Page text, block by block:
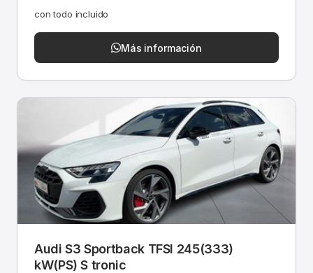
con todo incluido
Más información
Audi S3 Sportback TFSI 245(333)
kW(PS) S tronic